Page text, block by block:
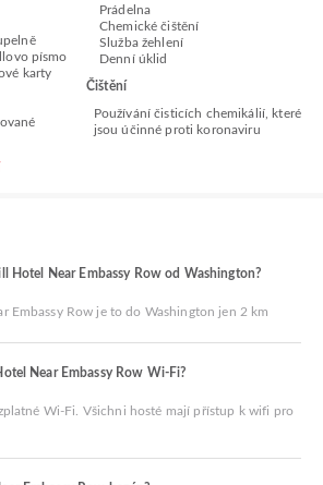
písmo
karty
Prádelna
Chemické čištění
Služba žehlení
Denní úklid
Čištění
Používání čisticích chemikálií, které
jsou účinné proti koronaviru
Hotel Near Embassy Row od Washington?
Embassy Row je to do Washington jen 2 km
Near Embassy Row Wi-Fi?
Wi-Fi. Všichni hosté mají přístup k wifi pro